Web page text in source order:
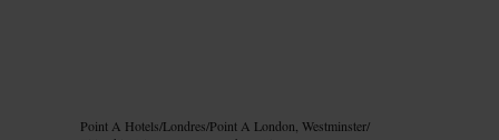
Point A Hotels/Londres/Point A London, Westminster/